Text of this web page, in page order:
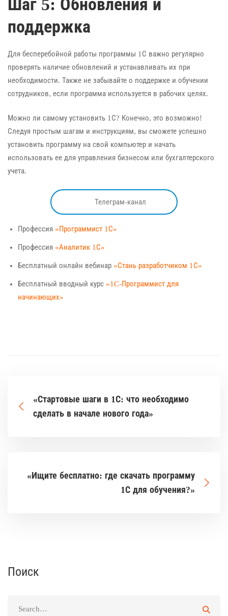
Шаг 5: Обновления и
поддержка
Для бесперебойной работы программы 1С важно регулярно
проверять наличие обновлений и устанавливать их при
необходимости. Также не забывайте о поддержке и обучении
сотрудников, если программа используется в рабочих целях.
Можно ли самому установить 1С? Конечно, это возможно!
Следуя простым шагам и инструкциям, вы сможете успешно
установить программу на свой компьютер и начать
использовать ее для управления бизнесом или бухгалтерского
учета.
Телеграм-канал
Профессия «Программист 1С»
Профессия «Аналитик 1С»
Бесплатный онлайн вебинар «Стань разработчиком 1С»
Бесплатный вводный курс «1C-Программист для
начинающих»
«Стартовые шаги в 1С: что необходимо
сделать в начале нового года»
«Ищите бесплатно: где скачать программу
1С для обучения?»
Поиск